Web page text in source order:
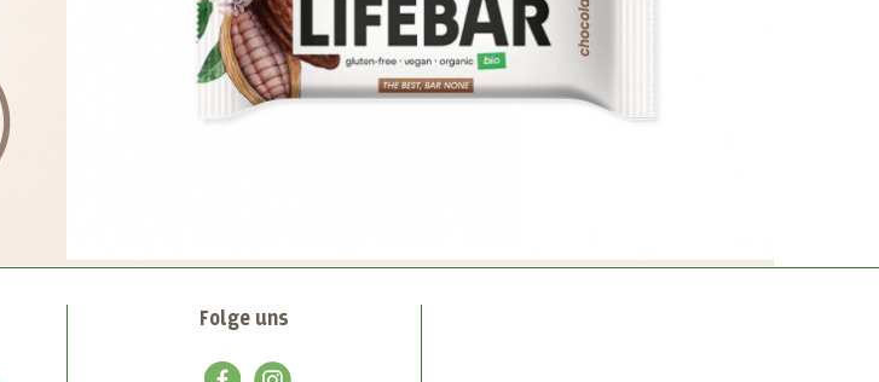
Folge uns